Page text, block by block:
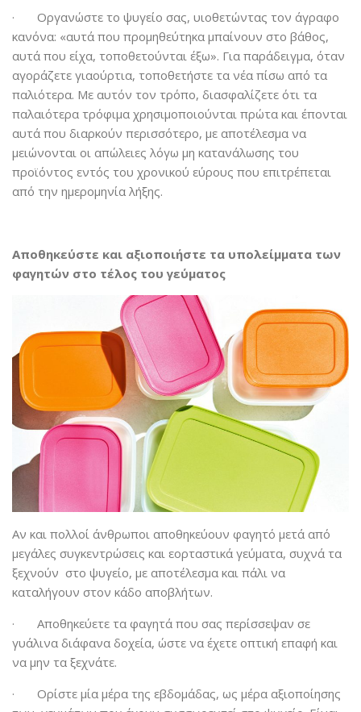
· Οργανώστε το ψυγείο σας, υιοθετώντας τον άγραφο
κανόνα: «αυτά που προμηθεύτηκα μπαίνουν στο βάθος,
αυτά που είχα, τοποθετούνται έξω». Για παράδειγμα, όταν
αγοράζετε γιαούρτια, τοποθετήστε τα νέα πίσω από τα
παλιότερα. Με αυτόν τον τρόπο, διασφαλίζετε ότι τα
παλαιότερα τρόφιμα χρησιμοποιούνται πρώτα και έπονται
αυτά που διαρκούν περισσότερο, με αποτέλεσμα να
μειώνονται οι απώλειες λόγω μη κατανάλωσης του
προϊόντος εντός του χρονικού εύρους που επιτρέπεται
από την ημερομηνία λήξης.
Αποθηκεύστε και αξιοποιήστε τα υπολείμματα των
φαγητών στο τέλος του γεύματος
Αν και πολλοί άνθρωποι αποθηκεύουν φαγητό μετά από
μεγάλες συγκεντρώσεις και εορταστικά γεύματα, συχνά τα
ξεχνούν στο ψυγείο, με αποτέλεσμα και πάλι να
καταλήγουν στον κάδο αποβλήτων.
· Αποθηκεύετε τα φαγητά που σας περίσσεψαν σε
γυάλινα διάφανα δοχεία, ώστε να έχετε οπτική επαφή και
να μην τα ξεχνάτε.
· Ορίστε μία μέρα της εβδομάδας, ως μέρα αξιοποίησης